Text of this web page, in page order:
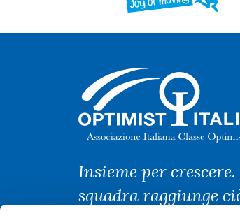
Insieme per
squadra raggiunge